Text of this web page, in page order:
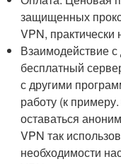
защищенных
VPN, практически
Взаимодействие
бесплатный
с другими
работу (к
оставаться
VPN так
необходимости